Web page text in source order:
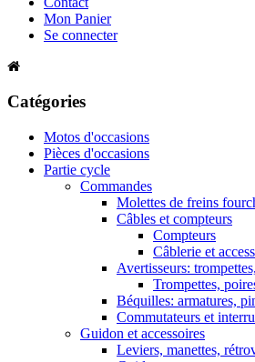
Mon Panier
Se connecter
Catégories
Motos d'occasions
Pièces d'occasions
Partie cycle
Commandes
Molettes de freins
Câbles et compteurs
Compteurs
Câblerie et
Avertisseurs:
Trompettes,
Béquilles: armatures,
Commutateurs et
Guidon et accessoires
Leviers, manettes,